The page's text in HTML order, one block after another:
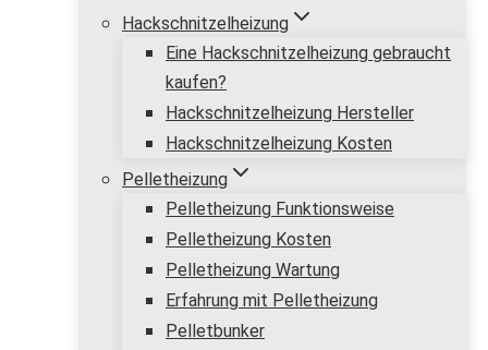
Hackschnitzelheizung
Eine Hackschnitzelheizung gebraucht
kaufen?
Hackschnitzelheizung Hersteller
Hackschnitzelheizung Kosten
Pelletheizung
Pelletheizung Funktionsweise
Pelletheizung Kosten
Pelletheizung Wartung
Erfahrung mit Pelletheizung
Pelletbunker